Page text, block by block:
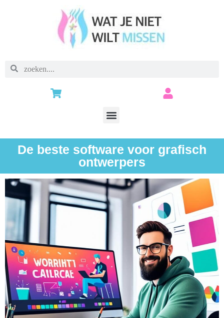
De beste software voor grafisch
ontwerpers